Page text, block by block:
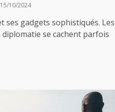
15/10/2024
ses gadgets sophistiqués. Les
se cachent parfois